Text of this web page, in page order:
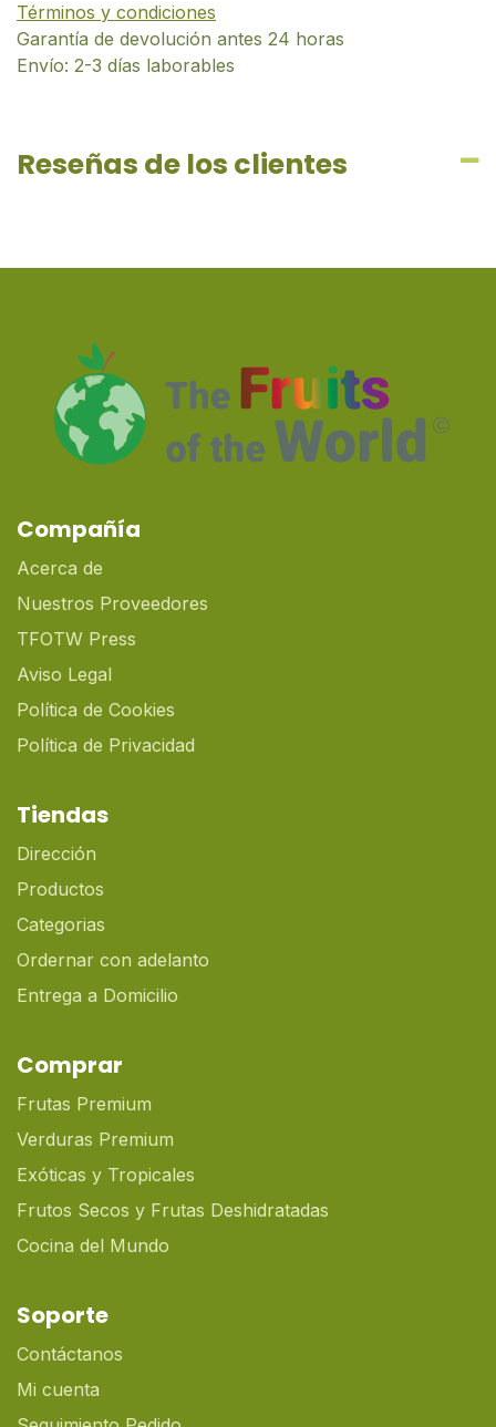
Términos y condiciones
Garantía de devolución antes 24 horas
Envío: 2-3 días laborables
Reseñas de los clientes
Compañía
Acerca de
Nuestros Proveedores
TFOTW Press
Aviso Legal
Política de Cookies
Política de Privacidad
Tiendas
Dirección
Productos
Categorias
Ordernar con adelanto
Entrega a Domicilio
Comprar
Frutas Premium
Verduras Premium
Exóticas y Tropicales
Frutos Secos y Frutas Deshidratadas
Cocina del Mundo
Soporte
Contáctanos
Mi cuenta